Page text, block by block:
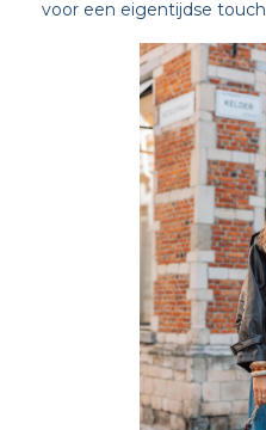
voor een eigentijdse